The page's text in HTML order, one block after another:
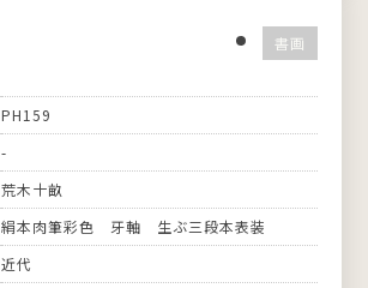
書画
PH159
-
荒木十畝
絹本肉筆彩色 牙軸 生ぶ三段本表装
近代